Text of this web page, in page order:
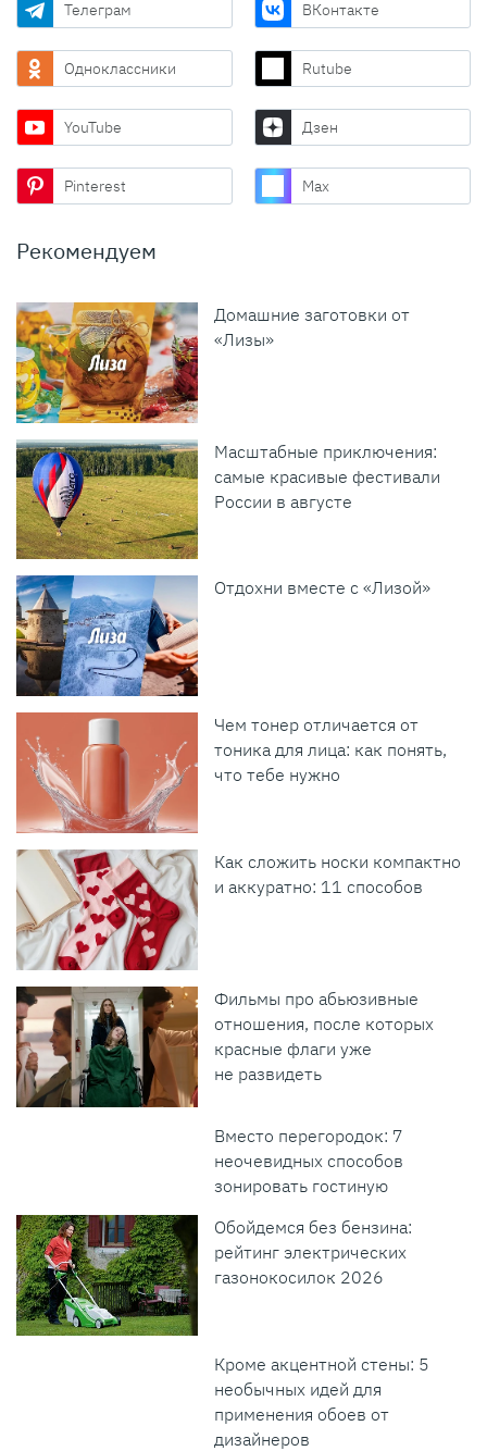
Телеграм ВКонтакте
Одноклассники Rutube
YouTube Дзен
Pinterest Max
Рекомендуем
Домашние заготовки от
«Лизы»
Масштабные приключения:
самые красивые фестивали
России в августе
Отдохни вместе с «Лизой»
Чем тонер отличается от
тоника для лица: как понять,
что тебе нужно
Как сложить носки компактно
и аккуратно: 11 способов
Фильмы про абьюзивные
отношения, после которых
красные флаги уже
не развидеть
Вместо перегородок: 7
неочевидных способов
зонировать гостиную
Обойдемся без бензина:
рейтинг электрических
газонокосилок 2026
Кроме акцентной стены: 5
необычных идей для
применения обоев от
дизайнеров